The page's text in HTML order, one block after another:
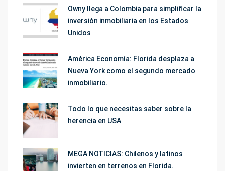
Owny llega a Colombia para simplificar la
inversión inmobiliaria en los Estados
Unidos
América Economía: Florida desplaza a
Nueva York como el segundo mercado
inmobiliario.
Todo lo que necesitas saber sobre la
herencia en USA
MEGA NOTICIAS: Chilenos y latinos
invierten en terrenos en Florida.